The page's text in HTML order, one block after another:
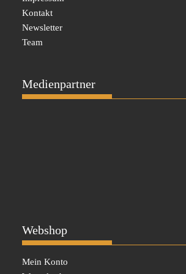
Kontakt
Newsletter
Team
Medienpartner
Webshop
Mein Konto